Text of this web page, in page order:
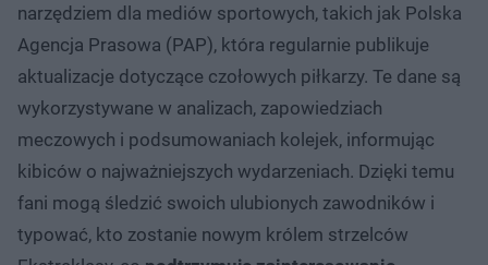
narzędziem dla mediów sportowych, takich jak Polska
Agencja Prasowa (PAP), która regularnie publikuje
aktualizacje dotyczące czołowych piłkarzy. Te dane są
wykorzystywane w analizach, zapowiedziach
meczowych i podsumowaniach kolejek, informując
kibiców o najważniejszych wydarzeniach. Dzięki temu
fani mogą śledzić swoich ulubionych zawodników i
typować, kto zostanie nowym królem strzelców